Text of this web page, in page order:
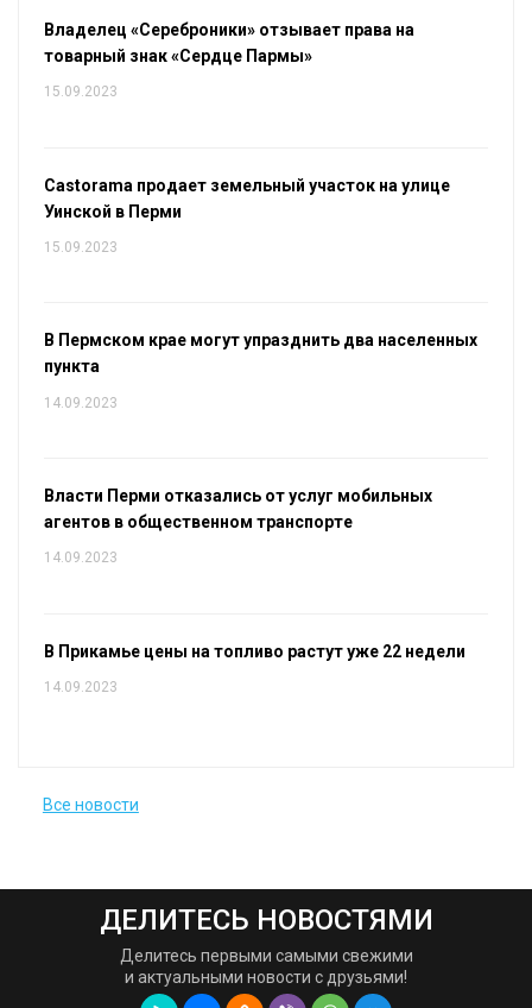
Владелец «Сереброники» отзывает права на
товарный знак «Сердце Пармы»
15.09.2023
Castorama продает земельный участок на улице
Уинской в Перми
15.09.2023
В Пермском крае могут упразднить два населенных
пункта
14.09.2023
Власти Перми отказались от услуг мобильных
агентов в общественном транспорте
14.09.2023
В Прикамье цены на топливо растут уже 22 недели
14.09.2023
Все новости
ДЕЛИТЕСЬ НОВОСТЯМИ
Делитесь первыми самыми свежими
и актуальными новости с друзьями!